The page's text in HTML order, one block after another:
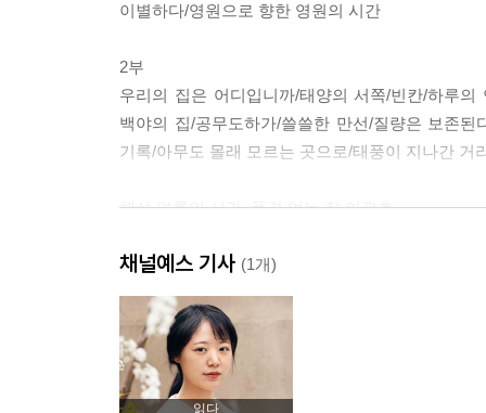
이별하다/영원으로 향한 영원의 시간
2부
우리의 집은 어디입니까/태양의 서쪽/빈칸/하루
백야의 집/공무도하가/쓸쓸한 만선/질량은 보존
기록/아무도 몰래 모르는 곳으로/태풍이 지나간
해설 얼룩의 시간, 풍경 없는 잠 이광호
채널예스 기사 (1개)
읽다